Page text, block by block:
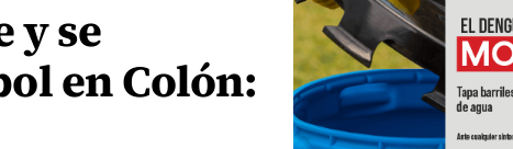
y se
en Colón: